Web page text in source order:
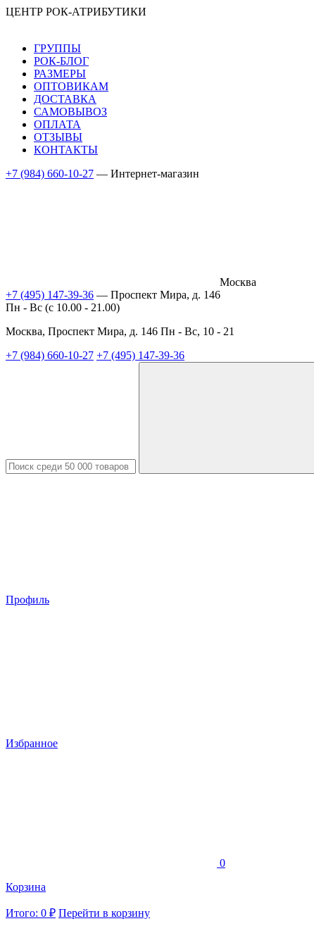
ЦЕНТР РОК-АТРИБУТИКИ
ГРУППЫ
РОК-БЛОГ
РАЗМЕРЫ
ОПТОВИКАМ
ДОСТАВКА
САМОВЫВОЗ
ОПЛАТА
ОТЗЫВЫ
КОНТАКТЫ
+7 (984) 660-10-27 — Интернет-магазин
Москва
+7 (495) 147-39-36 — Проспект Мира, д. 146
Пн - Вс (c 10.00 - 21.00)
Москва, Проспект Мира, д. 146 Пн - Вс, 10 - 21
+7 (984) 660-10-27 +7 (495) 147-39-36
Профиль
Избранное
0
Корзина
Итого: 0 ₽ Перейти в корзину